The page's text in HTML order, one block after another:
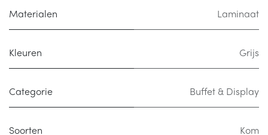
Materialen Laminaat
Kleuren Grijs
Categorie Buffet & Display
Soorten Kom